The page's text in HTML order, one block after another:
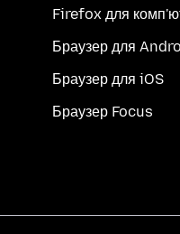
Firefox для
Браузер для
Браузер для iOS
Браузер Focus